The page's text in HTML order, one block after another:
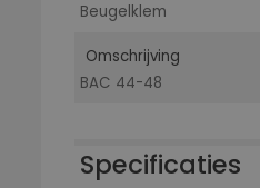
Beugelklem
Omschrijving
BAC 44-48
Specificaties